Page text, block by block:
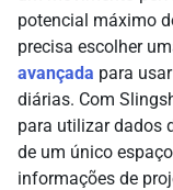
potencial máximo
precisa escolher
avançada para
diárias. Com
para utilizar dados
de um único
informações de